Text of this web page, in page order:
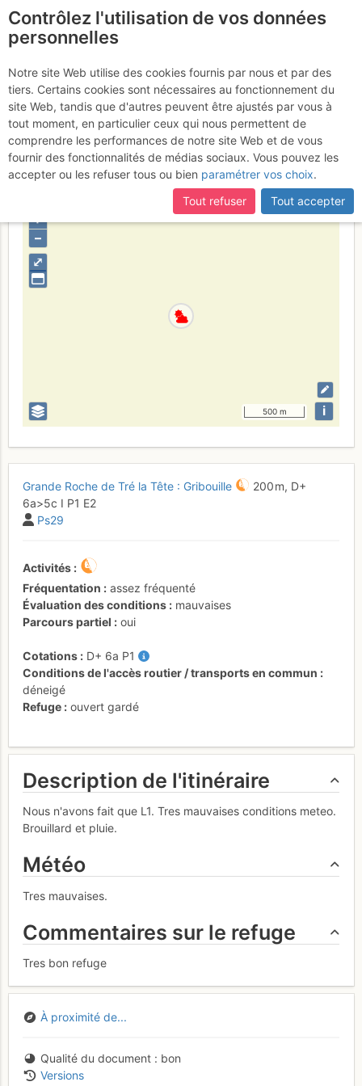
Grande Roche de Tré la
Tête : Gribouille
Dimanche 6 août
2017
Haute-Savoie
⤢
+
–
500 m i
Grande Roche de Tré la Tête : Gribouille 200 m, D+
6a>5c I P1 E2
Ps29
Activités
Fréquentation
assez fréquenté
Évaluation des conditions
mauvaises
Parcours partiel
oui
Cotations D+ 6a P1
Conditions de l'accès routier / transports en commun
déneigé
Refuge
ouvert gardé
Description de l'itinéraire
Nous n'avons fait que L1. Tres mauvaises conditions meteo.
Brouillard et pluie.
Météo
Tres mauvaises.
Commentaires sur le refuge
Tres bon refuge
À proximité de...
Qualité du document
bon
Versions
Contrôlez l'utilisation de vos données
personnelles
Notre site Web utilise des cookies fournis par nous et par des
tiers. Certains cookies sont nécessaires au fonctionnement du
site Web, tandis que d'autres peuvent être ajustés par vous à
tout moment, en particulier ceux qui nous permettent de
comprendre les performances de notre site Web et de vous
fournir des fonctionnalités de médias sociaux. Vous pouvez les
accepter ou les refuser tous ou bien paramétrer vos choix.
Tout refuser
Tout accepter